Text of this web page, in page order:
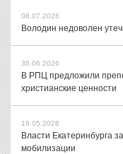
08.07.2026
Володин недоволен
30.06.2026
В РПЦ предложили
христианские ценности
19.05.2026
Власти Екатеринбурга
мобилизации